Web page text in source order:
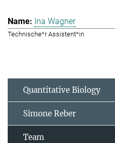
Ina Wagner
Technische*r Assistent*in
Quantitative Biology
Simone Reber
Team